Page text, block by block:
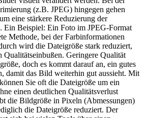
(z.B. JPEG) hingegen gehen
eine stärkere Reduzierung der
Ein Beispiel: Ein Foto im JPEG-Format
Methode, bei der Farbinformationen
wird die Dateigröße stark reduziert,
Qualitätseinbußen. Geringere Qualität
doch es kommt darauf an, ein gutes
damit das Bild weiterhin gut aussieht. Mit
Sie oft die Dateigröße um ein
einen deutlichen Qualitätsverlust
die Bildgröße in Pixeln (Abmessungen)
die Dateigröße reduziert. Der